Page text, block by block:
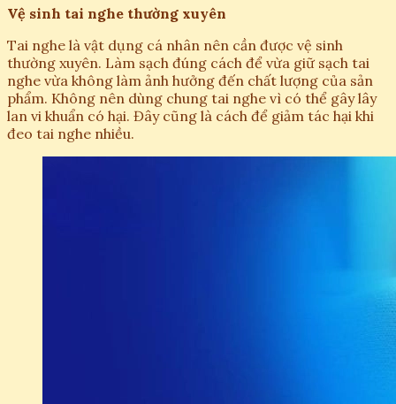
Vệ sinh tai nghe thường xuyên
Tai nghe là vật dụng cá nhân nên cần được vệ sinh
thường xuyên. Làm sạch đúng cách để vừa giữ sạch tai
nghe vừa không làm ảnh hưởng đến chất lượng của sản
phẩm. Không nên dùng chung tai nghe vì có thể gây lây
lan vi khuẩn có hại. Đây cũng là cách để giảm tác hại khi
đeo tai nghe nhiều.